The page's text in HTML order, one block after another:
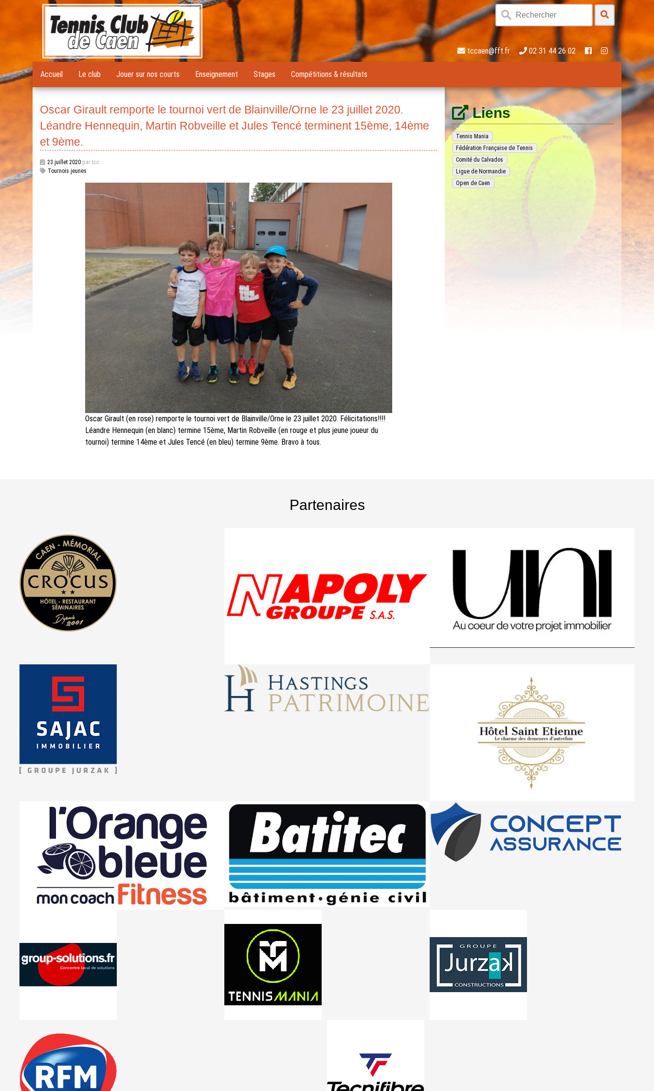
tccaen@fft.fr 02 31 44 26 02
Accueil Le club Jouer sur nos courts Enseignement Stages Compétitions & résultats
Oscar Girault remporte le tournoi vert de Blainville/Orne le 23 juillet 2020.
Léandre Hennequin, Martin Robveille et Jules Tencé terminent 15ème, 14ème
et 9ème.
23 juillet 2020 par tcc
Tournois jeunes
Oscar Girault (en rose) remporte le tournoi vert de Blainville/Orne le 23 juillet 2020. Félicitations!!!!
Léandre Hennequin (en blanc) termine 15ème, Martin Robveille (en rouge et plus jeune joueur du
tournoi) termine 14ème et Jules Tencé (en bleu) termine 9ème. Bravo à tous.
Liens
Tennis Mania
Fédération Française de Tennis
Comité du Calvados
Ligue de Normandie
Open de Caen
Partenaires